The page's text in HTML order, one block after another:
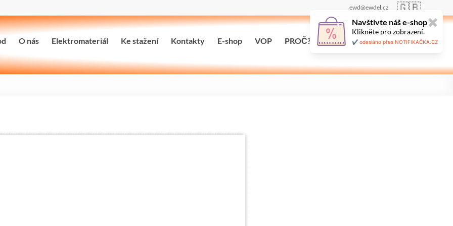
ewd@ewdel.cz 🇬🇧
O nás Elektromateriál Ke stažení Kontakty E-shop VOP PROČ? Maloobchodní prodej
Navštivte náš e-shop✖
Klikněte pro zobrazení.
✔️ odesláno přes NOTIFIKAČKA.CZ